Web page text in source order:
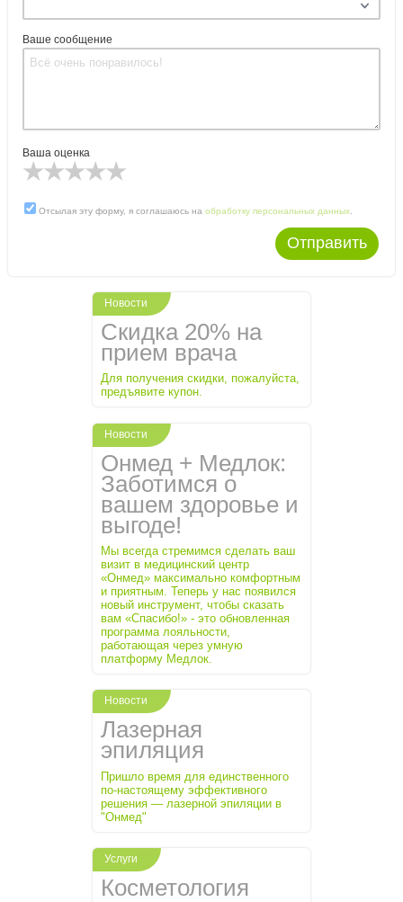
Ваше сообщение
Ваша оценка
Отсылая эту форму, я соглашаюсь наобработку персональных данных
Отправить
Скидка 20% на
прием врача
Для получения скидки, пожалуйста,
предъявите купон.
Новости
Онмед + Медлок:
Заботимся о
вашем здоровье и
выгоде!
Мы всегда стремимся сделать ваш
визит в медицинский центр
«Онмед» максимально комфортным
и приятным. Теперь у нас появился
новый инструмент, чтобы сказать
вам «Спасибо!» - это обновленная
программа лояльности,
работающая через умную
платформу Медлок.
Новости
Лазерная
эпиляция
Пришло время для единственного
по-настоящему эффективного
решения — лазерной эпиляции в
"Онмед"
Новости
Косметология
Услуги